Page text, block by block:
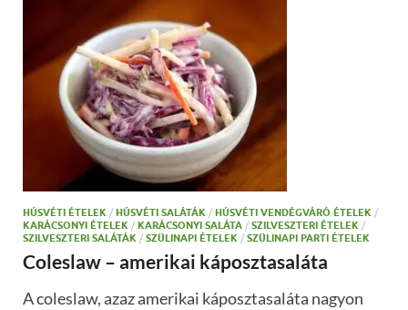
HÚSVÉTI ÉTELEK / HÚSVÉTI SALÁTÁK / HÚSVÉTI VENDÉGVÁRÓ ÉTELEK /
KARÁCSONYI ÉTELEK / KARÁCSONYI SALÁTA / SZILVESZTERI ÉTELEK /
SZILVESZTERI SALÁTÁK / SZÜLINAPI ÉTELEK / SZÜLINAPI PARTI ÉTELEK
Coleslaw – amerikai káposztasaláta
A coleslaw, azaz amerikai káposztasaláta nagyon